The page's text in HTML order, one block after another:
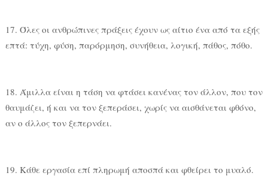
17. Όλες οι ανθρώπινες πράξεις έχουν ως αίτιο ένα από τα εξής
επτά: τύχη, φύση, παρόρμηση, συνήθεια, λογική, πάθος, πόθο.
18. Άμιλλα είναι η τάση να φτάσει κανένας τον άλλον, που τον
θαυμάζει, ή και να τον ξεπεράσει, χωρίς να αισθάνεται φθόνο,
αν ο άλλος τον ξεπερνάει.
19. Κάθε εργασία επί πληρωμή αποσπά και φθείρει το μυαλό.